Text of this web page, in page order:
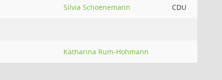
Silvia Schoenemann CDU
Katharina Rum-Hohmann